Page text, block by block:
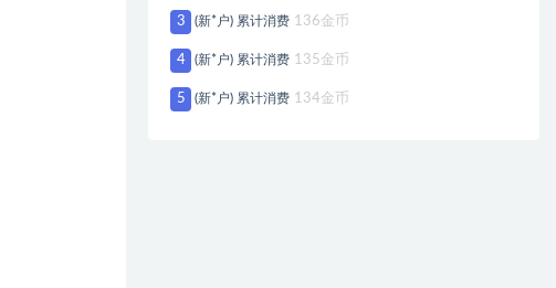
3 (新*户) 累计消费 136金币
4 (新*户) 累计消费 135金币
5 (新*户) 累计消费 134金币